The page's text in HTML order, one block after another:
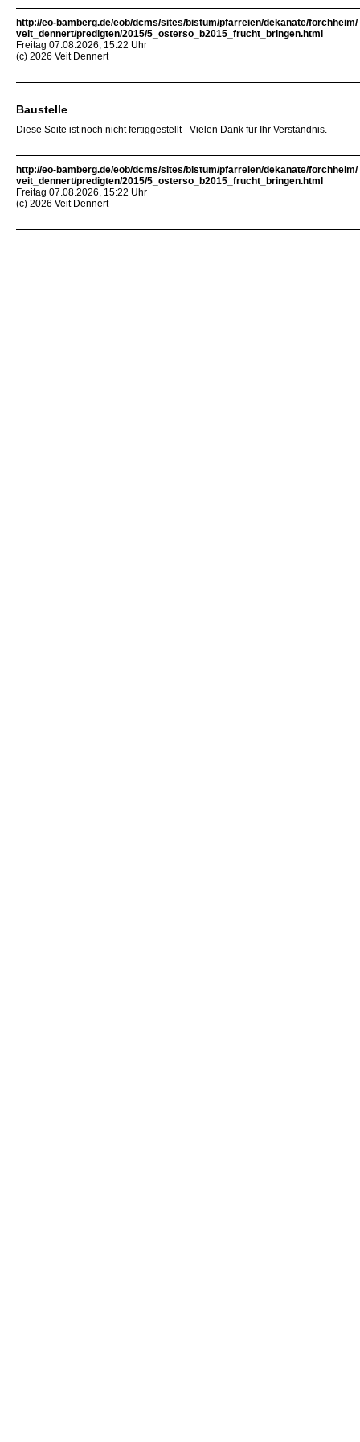
http://eo-bamberg.de/eob/dcms/sites/bistum/pfarreien/dekanate/forchheim/
veit_dennert/predigten/2015/5_osterso_b2015_frucht_bringen.html
Freitag 07.08.2026, 15:22 Uhr
(c) 2026 Veit Dennert
Baustelle
Diese Seite ist noch nicht fertiggestellt - Vielen Dank für Ihr Verständnis.
http://eo-bamberg.de/eob/dcms/sites/bistum/pfarreien/dekanate/forchheim/
veit_dennert/predigten/2015/5_osterso_b2015_frucht_bringen.html
Freitag 07.08.2026, 15:22 Uhr
(c) 2026 Veit Dennert